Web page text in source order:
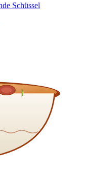
Schüssel